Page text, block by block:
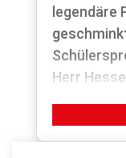
legendäre
Herr